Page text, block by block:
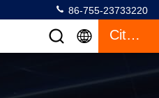
86-755-23733220
Citazione